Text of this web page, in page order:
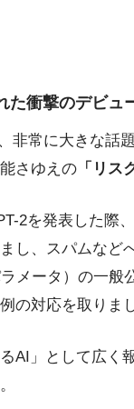
た衝撃のデビュ
非常に大きな話
さゆえの 「リス
2を発表した際
し、スパムなど
メータ）の一
の対応を取りまし
AI」として広く